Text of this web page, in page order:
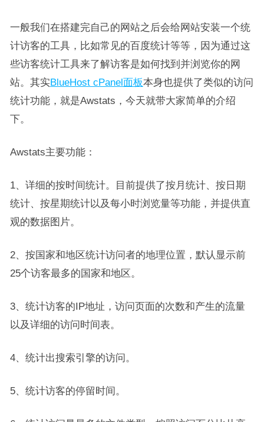
一般我们在搭建完自己的网站之后会给网站安装一个统
计访客的工具，比如常见的百度统计等等，因为通过这
些访客统计工具来了解访客是如何找到并浏览你的网
站。其实BlueHost cPanel面板本身也提供了类似的访问
统计功能，就是Awstats，今天就带大家简单的介绍
下。
Awstats主要功能：
1、详细的按时间统计。目前提供了按月统计、按日期
统计、按星期统计以及每小时浏览量等功能，并提供直
观的数据图片。
2、按国家和地区统计访问者的地理位置，默认显示前
25个访客最多的国家和地区。
3、统计访客的IP地址，访问页面的次数和产生的流量
以及详细的访问时间表。
4、统计出搜索引擎的访问。
5、统计访客的停留时间。